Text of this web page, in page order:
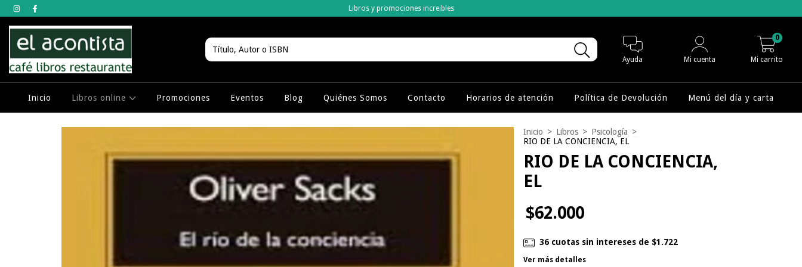
Libros y promociones increibles
Ayuda Mi cuenta Mi carrito
0
Inicio Libros online Promociones Eventos Blog Quiénes Somos Contacto Horarios de atención Política de Devolución Menú del día y carta
Inicio > Libros > Psicología >
RIO DE LA CONCIENCIA, EL
RIO DE LA CONCIENCIA,
EL
$62.000
36 cuotas sin intereses de $1.722
Ver más detalles